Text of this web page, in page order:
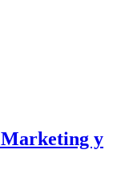
Marketing y